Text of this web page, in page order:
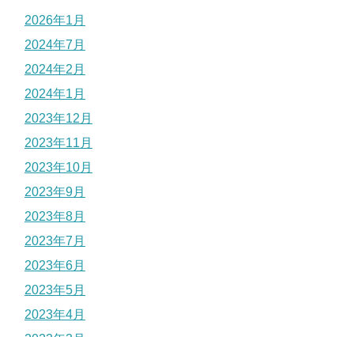
2026年1月
2024年7月
2024年2月
2024年1月
2023年12月
2023年11月
2023年10月
2023年9月
2023年8月
2023年7月
2023年6月
2023年5月
2023年4月